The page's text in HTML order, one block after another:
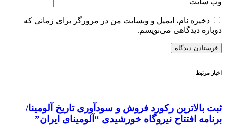
ذخیره نام، ایمیل و وبسایت من در مرورگر برای زمانی که
دوباره دیدگاهی می‌نویسم.
اخبار مرتبط
ثبت بالاترین رکورد فروش و سودآوری تاریخ آلومینا/
برنامه افتتاح نیروگاه خورشیدی “آلومینای ایران”